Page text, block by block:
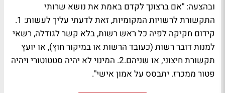
ובהצעה: "אם ברצונך לקדם באמת את נושא שרותי
התקשורת לרשויות המקומיות, זאת לדעתי עליך לעשות: 1.
קידום חקיקה לפיה כל ראש רשות, בלא קשר לגודלה, רשאי
למנות דובר רשות (כעובד הרשות או במיקור חוץ), או יועץ
תקשורת חיצוני, או שניהם.2. המינוי לא יהיה סטטוטורי ויהיה
פטור ממכרז. יתבסס על אמון אישי".